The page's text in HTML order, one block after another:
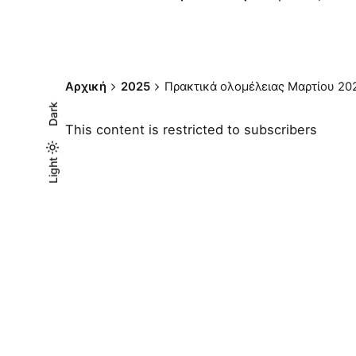
Light
Dark
Light
Dark
Αρχική 2025 Πρακτικά ολομέλειας Μαρτίου
This content is restricted to subscribers